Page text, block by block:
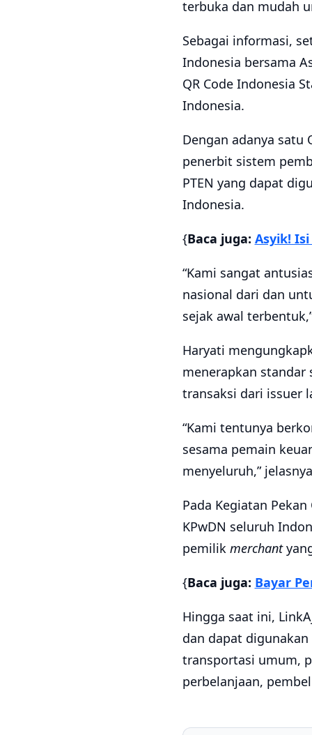
terbuka dan mudah
Sebagai informasi,
Indonesia bersama
QR Code Indonesia
Indonesia.
Dengan adanya satu
penerbit sistem
PTEN yang dapat
Indonesia.
{Baca juga: Asyik!
“Kami sangat
nasional dari dan
sejak awal
Haryati
menerapkan standar
transaksi dari issuer
“Kami tentunya
sesama pemain
menyeluruh,”
Pada Kegiatan
KPwDN seluruh
pemilik merchant
{Baca juga: Bayar
Hingga saat ini,
dan dapat
transportasi umum,
perbelanjaan,